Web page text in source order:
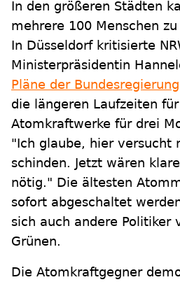
In den größeren Städten
mehrere 100 Menschen
In Düsseldorf kritisierte
Ministerpräsidentin
Pläne der Bundesregierung
die längeren Laufzeiten
Atomkraftwerke für drei
"Ich glaube, hier versucht
schinden. Jetzt wären
nötig." Die ältesten
sofort abgeschaltet
sich auch andere Politiker
Grünen.
Die Atomkraftgegner